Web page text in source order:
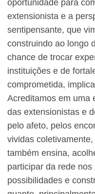
oportunidade para
extensionista e a
sentipensante, que
construindo ao longo
chance de trocar
instituições e de
comprometida,
Acreditamos em uma
das extensionistas e
pelo afeto, pelos
vividas
também ensina,
participar da rede
possibilidades e